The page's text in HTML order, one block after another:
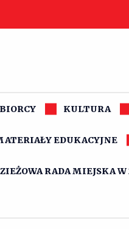
KULTURA
EDUKACYJNE
RADA MIEJSKA